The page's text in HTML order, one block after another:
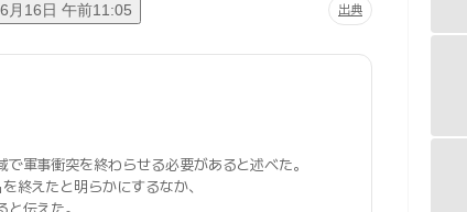
月16日 午前11:05 出典
軍事衝突を終わらせる必要があると述べた。
終えたと明らかにするなか、